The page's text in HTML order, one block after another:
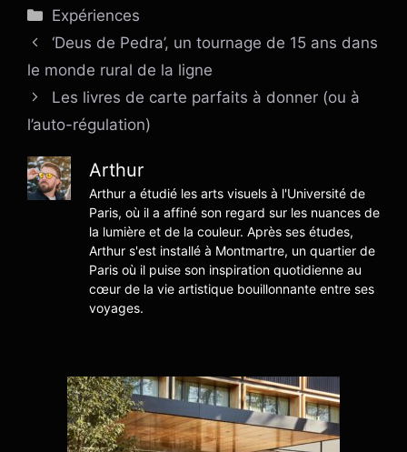
Catégories
Expériences
‘Deus de Pedra’, un tournage de 15 ans dans
le monde rural de la ligne
Les livres de carte parfaits à donner (ou à
l’auto-régulation)
Arthur
Arthur a étudié les arts visuels à l'Université de
Paris, où il a affiné son regard sur les nuances de
la lumière et de la couleur. Après ses études,
Arthur s'est installé à Montmartre, un quartier de
Paris où il puise son inspiration quotidienne au
cœur de la vie artistique bouillonnante entre ses
voyages.